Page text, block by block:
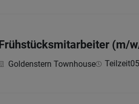
Frühstücksmitarbeiter (m/
Goldenstern Townhouse Teilzeit